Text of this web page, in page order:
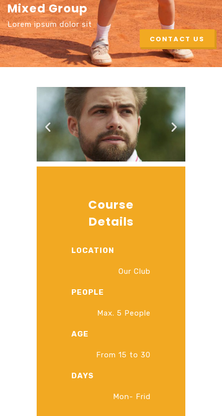
Mixed Group
Lorem ipsum dolor sit
CONTACT US
Course
Details
LOCATION
Our Club
PEOPLE
Max. 5 People
AGE
From 15 to 30
DAYS
Mon- Frid